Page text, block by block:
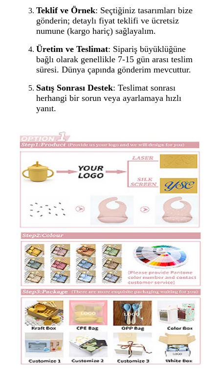
Teklif ve Örnek: Seçtiğiniz tasarımları bize
gönderin; detaylı fiyat teklifi ve ücretsiz
numune (kargo hariç) sağlayalım.
Üretim ve Teslimat: Sipariş büyüklüğüne
bağlı olarak genellikle 7-15 gün arası teslim
süresi. Dünya çapında gönderim mevcuttur.
Satış Sonrası Destek: Teslimat sonrası
herhangi bir sorun veya ayarlamaya hızlı
yanıt.